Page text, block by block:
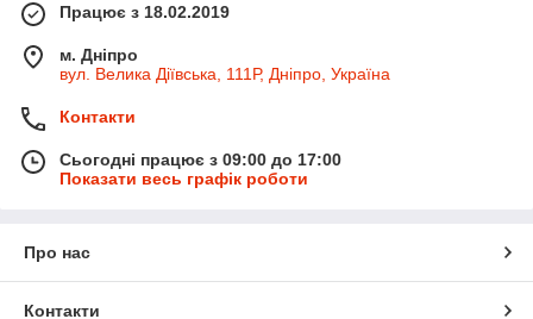
Працює з 18.02.2019
м. Дніпро
вул. Велика Діївська, 111Р, Дніпро, Україна
Контакти
Сьогодні працює з 09:00 до 17:00
Показати весь графік роботи
Про нас
Контакти